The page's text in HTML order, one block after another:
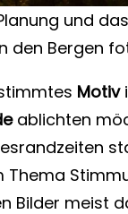
und
den Bergen
Motiv
ablichten
Thema
Bilder meist